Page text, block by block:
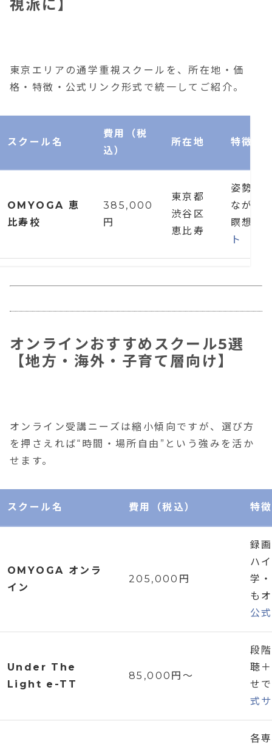
視派に】
東京エリアの通学重視スクールを、所在地・価
格・特徴・公式リンク形式で統一してご紹介。
スクール名
費用（税
込）
所在地 特徴・
OMYOGA 恵
比寿校
385,000
円
東京都
渋谷区
恵比寿
姿勢・
ながり
瞑想も
ト
木）
499,999
代々木
が整う
zen place
500,000
円
東京都
FIRSTSHIP
新宿校
ライン＋
新宿
制。初
やすい
kSaNa Yoga
東京都
少人数
ドフル
多数。
オンラインおすすめスクール5選
【地方・海外・子育て層向け】
オンライン受講ニーズは縮小傾向ですが、選び方
を押さえれば“時間・場所自由”という強みを活か
せます。
スクール名 費用（税込） 特
OMYOGA オンラ
イン
205,000円
録
ハ
学
も
公
Under The
Light e-TT
85,000円〜
段
聴
せ
式
各